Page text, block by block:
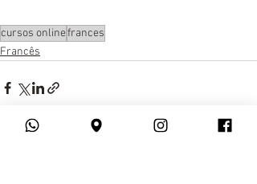
cursos onlinefrances
Francês